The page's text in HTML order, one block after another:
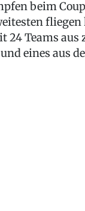
beim
fliegen
Teams aus
eines aus